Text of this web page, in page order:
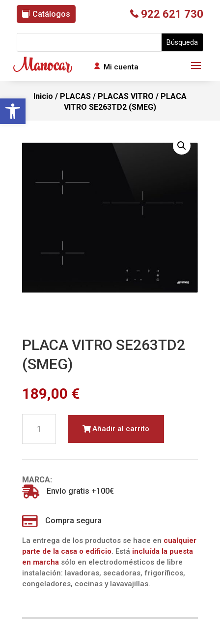
Abrir barra de herramientas
Catálogos 922 621 730
Mi cuenta
Inicio / PLACAS/ PLACAS VITRO / PLACA
VITRO SE263TD2 (SMEG)
PLACA VITRO SE263TD2
(SMEG)
189,00 €
VITRO
Añadir al carrito
MARCA:
 Envío gratis +100€
 Compra segura
La entrega de los productos se hace en cualquier
parte de la casa o edificio. Está incluída la puesta
en marchasólo en electrodomésticos de libre
instalación: lavadoras, secadoras, frigoríficos,
congeladores, cocinas y lavavajillas.